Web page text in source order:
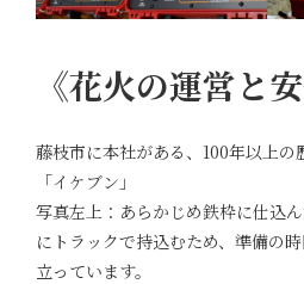
《花火の運営と
藤枝市に本社がある、100年以上の
「イケブン」
写真左上：あらかじめ鉄枠に仕込
にトラックで持込むため、準備の
立っています。